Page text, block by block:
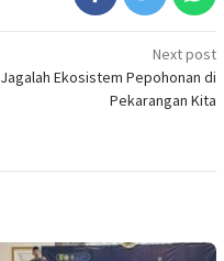
Next post
Jagalah Ekosistem Pepohonan di
Pekarangan Kita